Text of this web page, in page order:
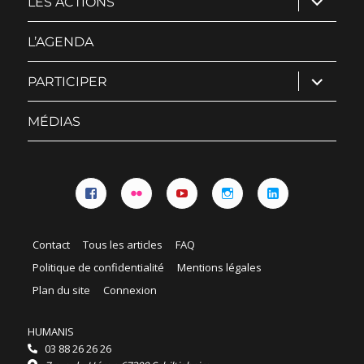
le
sous-
L’AGENDA
PARTICIPER ouvrir
le
sous-
MÉDIAS
Contact Tous les articles
FAQ
Politique de confidentialité
Mentions légales
Plan du site
Connexion
HUMANIS
03 88 26 26 26